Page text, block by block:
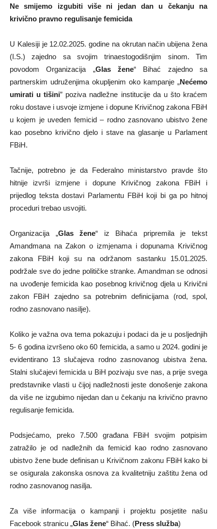
Ne smijemo izgubiti više ni jedan dan u čekanju na
krivično pravno regulisanje femicida
U Kalesiji je 12.02.2025. godine na okrutan način ubijena žena
(I.S.) zajedno sa svojim trinaestogodišnjim sinom. Tim
povodom Organizacija „Glas žene“ Bihać zajedno sa
partnerskim udruženjima okupljenim oko kampanje „Nećemo
umirati u tišini” poziva nadležne institucije da u što kraćem
roku dostave i usvoje izmjene i dopune Krivičnog zakona FBiH
u kojem je uveden femicid – rodno zasnovano ubistvo žene
kao posebno krivično djelo i stave na glasanje u Parlament
FBiH.
Tačnije, potrebno je da Federalno ministarstvo pravde što
hitnije izvrši izmjene i dopune Krivičnog zakona FBiH i
prijedlog teksta dostavi Parlamentu FBiH koji bi ga po hitnoj
proceduri trebao usvojiti.
Organizacija „Glas žene“ iz Bihaća pripremila je tekst
Amandmana na Zakon o izmjenama i dopunama Krivičnog
zakona FBiH koji su na održanom sastanku 15.01.2025.
podržale sve do jedne političke stranke. Amandman se odnosi
na uvođenje femicida kao posebnog krivičnog djela u Krivični
zakon FBiH zajedno sa potrebnim definicijama (rod, spol,
rodno zasnovano nasilje).
Koliko je važna ova tema pokazuju i podaci da je u posljednjih
5- 6 godina izvršeno oko 60 femicida, a samo u 2024. godini je
evidentirano 13 slučajeva rodno zasnovanog ubistva žena.
Stalni slučajevi femicida u BiH pozivaju sve nas, a prije svega
predstavnike vlasti u čijoj nadležnosti jeste donošenje zakona
da više ne izgubimo nijedan dan u čekanju na krivično pravno
regulisanje femicida.
Podsjećamo, preko 7.500 građana FBiH svojim potpisim
zatražilo je od nadležnih da femicid kao rodno zasnovano
ubistvo žene bude definisan u Krivičnom zakonu FBiH kako bi
se osigurala zakonska osnova za kvalitetniju zaštitu žena od
rodno zasnovanog nasilja.
Za više informacija o kampanji i projektu posjetite našu
Facebook stranicu „Glas žene“ Bihać. (Press služba)